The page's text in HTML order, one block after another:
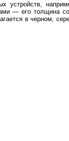
устройств,
— его толщина
в черном,